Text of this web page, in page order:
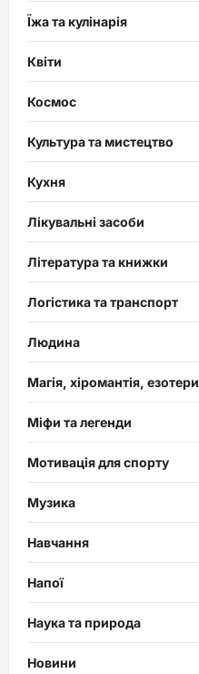
Їжа та кулінарія
Квіти
Космос
Культура та мистецтво
Кухня
Лікувальні засоби
Література та книжки
Логістика та транспорт
Людина
Магія, хіромантія,
Міфи та легенди
Мотивація для спорту
Музика
Навчання
Напої
Наука та природа
Новини